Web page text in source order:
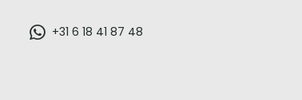
+31 6 18 41 87 48